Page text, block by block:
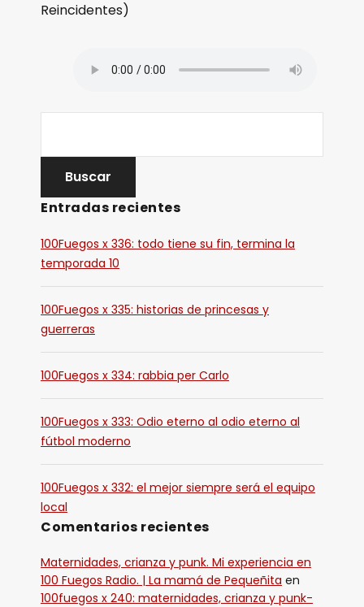
Reincidentes)
Entradas recientes
100Fuegos x 336: todo tiene su fin, termina la
temporada 10
100Fuegos x 335: historias de princesas y
guerreras
100Fuegos x 334: rabbia per Carlo
100Fuegos x 333: Odio eterno al odio eterno al
fútbol moderno
100Fuegos x 332: el mejor siempre será el equipo
local
Comentarios recientes
Maternidades, crianza y punk. Mi experiencia en
100 Fuegos Radio. | La mamá de Pequeñita en
100fuegos x 240: maternidades, crianza y punk-